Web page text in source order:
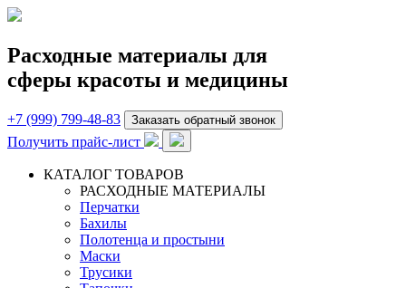
Расходные материалы для
сферы красоты и медицины
+7 (999) 799-48-83 Заказать обратный звонок
Получить прайс-лист
КАТАЛОГ ТОВАРОВ
РАСХОДНЫЕ МАТЕРИАЛЫ
Перчатки
Бахилы
Полотенца и простыни
Маски
Трусики